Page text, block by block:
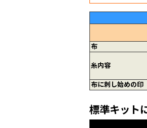
布
糸内容
布に刺し始めの印
標準キット